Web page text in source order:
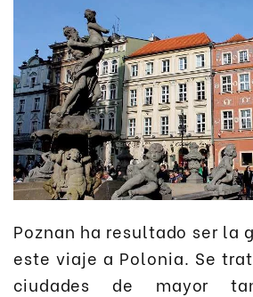
Poznan ha resultado ser la
este viaje a Polonia. Se
ciudades de mayor